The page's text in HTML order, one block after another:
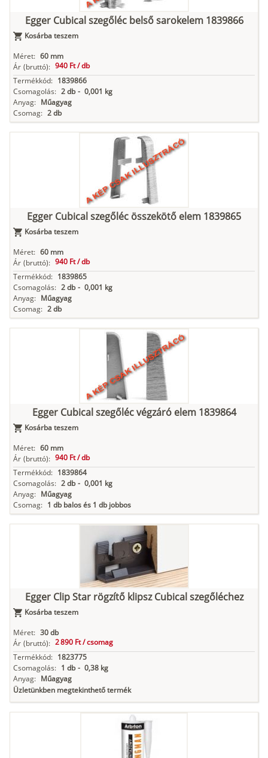
Egger Cubical szegőléc belső sarokelem 1839866
Kosárba teszem
Méret: 60 mm
Ár (bruttó): 940 Ft /db
Termékkód: 1839866
Csomagolás: 2 db - 0,001 kg
Anyag: Műagyag
Csomag: 2 db
Egger Cubical szegőléc összekötő elem 1839865
Kosárba teszem
Méret: 60 mm
Ár (bruttó): 940 Ft /db
Termékkód: 1839865
Csomagolás: 2 db - 0,001 kg
Anyag: Műagyag
Csomag: 2 db
Egger Cubical szegőléc végzáró elem 1839864
Kosárba teszem
Méret: 60 mm
Ár (bruttó): 940 Ft /db
Termékkód: 1839864
Csomagolás: 2 db - 0,001 kg
Anyag: Műagyag
Csomag: 1 db balos és 1 db jobbos
Egger Clip Star rögzítő klipsz Cubical szegőléchez
Kosárba teszem
Méret: 30 db
Ár (bruttó): 2 890 Ft /csomag
Termékkód: 1823775
Csomagolás: 1 db - 0,38 kg
Anyag: Műagyag
Üzletünkben megtekinthető termék